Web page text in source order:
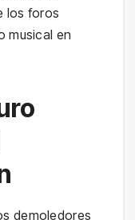
los foros
musical en
demoledores